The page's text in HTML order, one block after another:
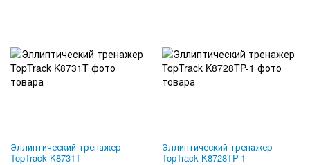
Эллиптический тренажер
TopTrack K8731T
Эллиптический тренажер
TopTrack K8728TP-1